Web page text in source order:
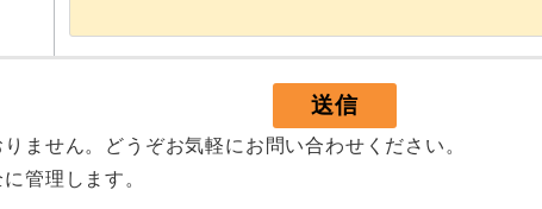
ません。どうぞお気軽にお問い合わせください。
管理します。